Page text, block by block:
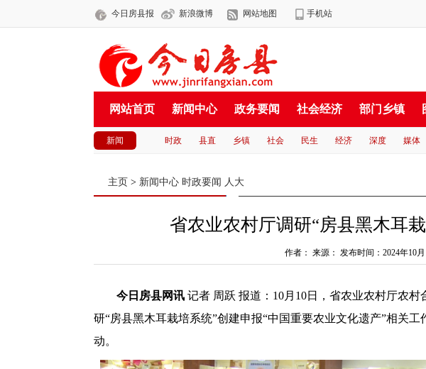
今日房县报 新浪微博 网站地图 手机站
网站首页 新闻中心 政务要闻 社会经济 部门乡镇
新闻 时政 县直 乡镇 社会 民生 经济 深度 媒体
主页 > 新闻中心 时政要闻 人大
省农业农村厅调研“房县黑木耳
作者： 来源： 发布时间：2024年10月
今日房县网讯 记者 周跃 报道：10月10日，省农业农村厅农
研“房县黑木耳栽培系统”创建申报“中国重要农业文化遗产”相关
动。